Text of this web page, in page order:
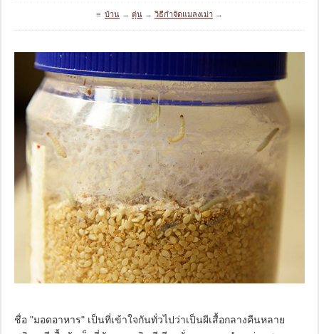
≡ บ้าน→ ตุ่น→ วิธีกำจัดแมลงเม่า→
ชื่อ "มอดอาหาร" เป็นที่เข้าใจกันทั่วไปว่าเป็นผีเสื้อกลางคืนหลาย